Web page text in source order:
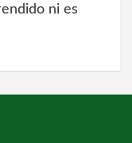
ni es